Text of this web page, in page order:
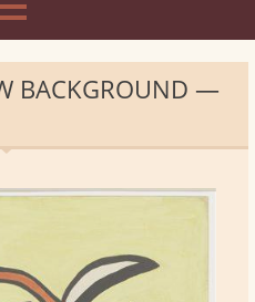
BACKGROUND —